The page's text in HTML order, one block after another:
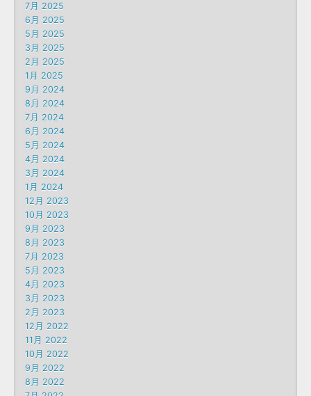
7月 2025
6月 2025
5月 2025
3月 2025
2月 2025
1月 2025
9月 2024
8月 2024
7月 2024
6月 2024
5月 2024
4月 2024
3月 2024
1月 2024
12月 2023
10月 2023
9月 2023
8月 2023
7月 2023
5月 2023
4月 2023
3月 2023
2月 2023
12月 2022
11月 2022
10月 2022
9月 2022
8月 2022